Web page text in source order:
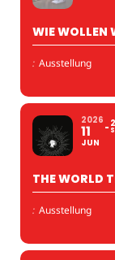
WIE WOLLEN
: Ausstellung
2026
11
JUN
THE WORLD
: Ausstellung